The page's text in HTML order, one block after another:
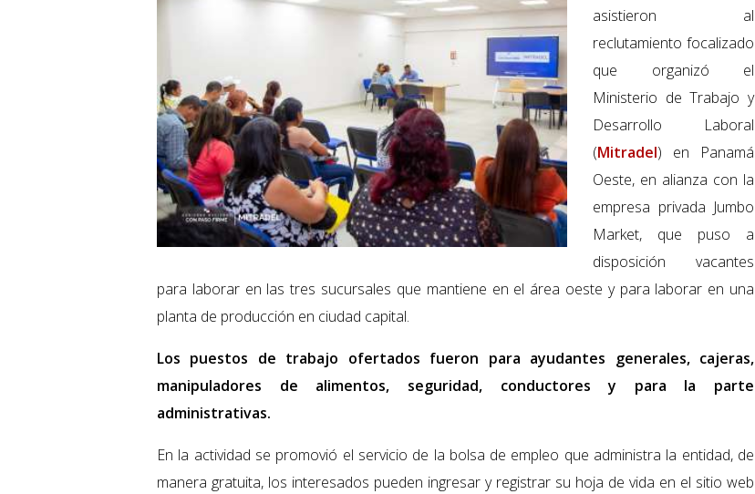
asistieron al
reclutamiento focalizado
que organizó el
Ministerio de Trabajo y
Desarrollo Laboral
(Mitradel) en Panamá
Oeste, en alianza con la
empresa privada Jumbo
Market, que puso a
disposición vacantes
para laborar en las tres sucursales que mantiene en el área oeste y para laborar en una
planta de producción en ciudad capital.
Los puestos de trabajo ofertados fueron para ayudantes generales, cajeras,
manipuladores de alimentos, seguridad, conductores y para la parte
administrativas.
En la actividad se promovió el servicio de la bolsa de empleo que administra la entidad, de
manera gratuita, los interesados pueden ingresar y registrar su hoja de vida en el sitio web